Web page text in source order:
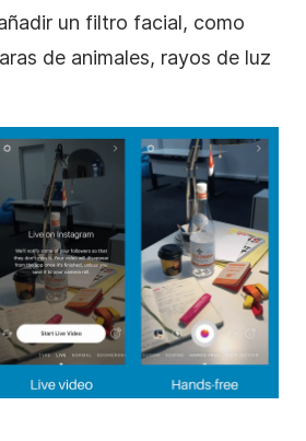
un filtro facial, como
de animales, rayos de luz